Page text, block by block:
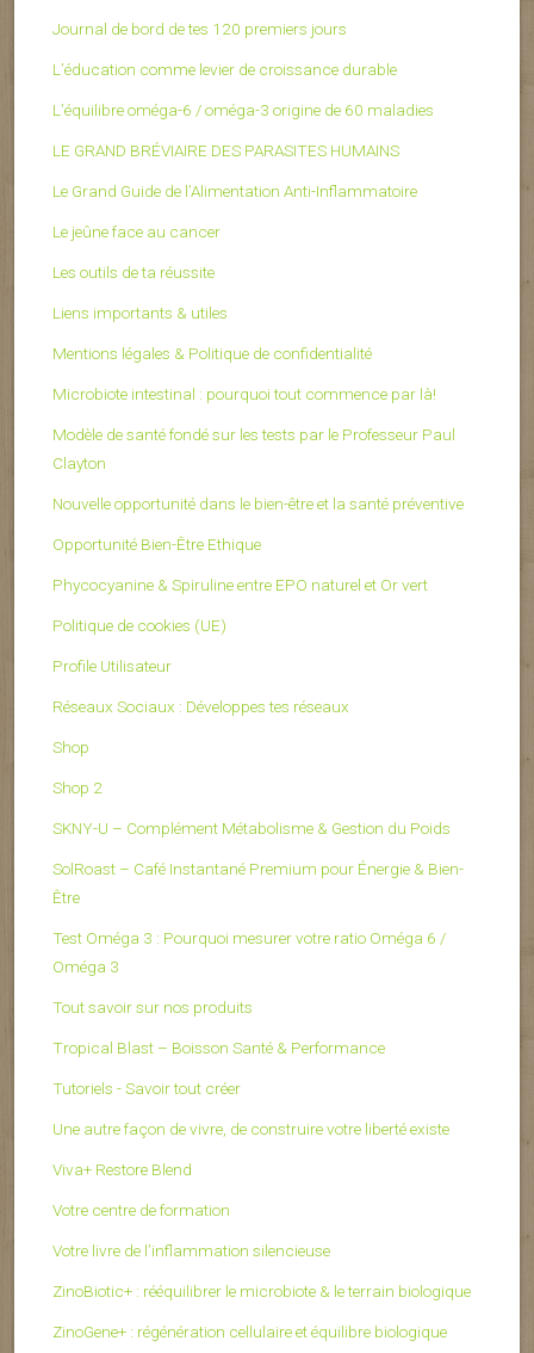
Journal de bord de tes 120 premiers jours
L’éducation comme levier de croissance durable
L’équilibre oméga-6 / oméga-3 origine de 60 maladies
LE GRAND BRÉVIAIRE DES PARASITES HUMAINS
Le Grand Guide de l’Alimentation Anti-Inflammatoire
Le jeûne face au cancer
Les outils de ta réussite
Liens importants & utiles
Mentions légales & Politique de confidentialité
Microbiote intestinal : pourquoi tout commence par là!
Modèle de santé fondé sur les tests par le Professeur Paul
Clayton
Nouvelle opportunité dans le bien-être et la santé préventive
Opportunité Bien-Être Ethique
Phycocyanine & Spiruline entre EPO naturel et Or vert
Politique de cookies (UE)
Profile Utilisateur
Réseaux Sociaux : Développes tes réseaux
Shop
Shop 2
SKNY-U – Complément Métabolisme & Gestion du Poids
SolRoast – Café Instantané Premium pour Énergie & Bien-
Être
Test Oméga 3 : Pourquoi mesurer votre ratio Oméga 6 /
Oméga 3
Tout savoir sur nos produits
Tropical Blast – Boisson Santé & Performance
Tutoriels - Savoir tout créer
Une autre façon de vivre, de construire votre liberté existe
Viva+ Restore Blend
Votre centre de formation
Votre livre de l’inflammation silencieuse
ZinoBiotic+ : rééquilibrer le microbiote & le terrain biologique
ZinoGene+ : régénération cellulaire et équilibre biologique